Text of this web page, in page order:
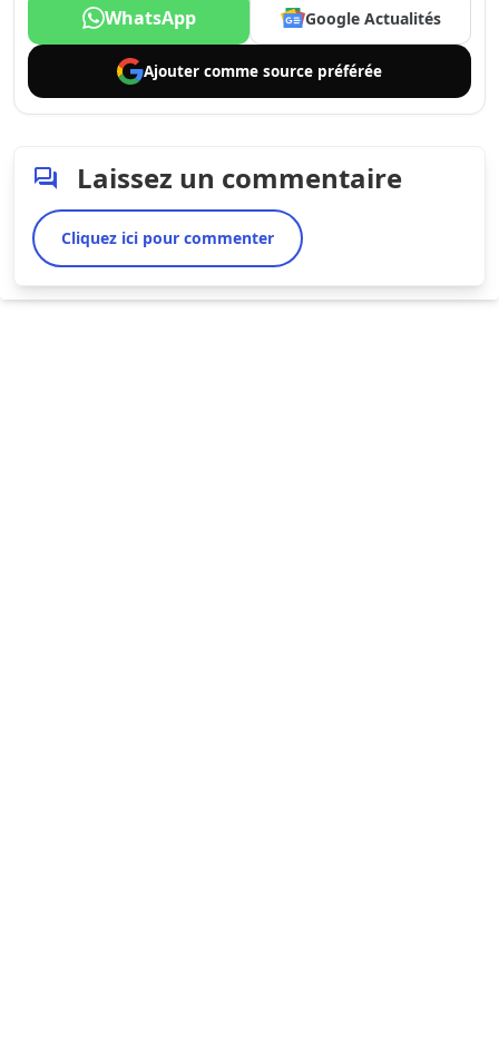
WhatsApp Google Actualités
Ajouter comme source préférée
Laissez un commentaire
Cliquez ici pour commenter